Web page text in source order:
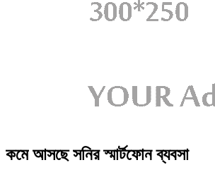
কমে আসছে সনির স্মার্টফোন ব্যবসা